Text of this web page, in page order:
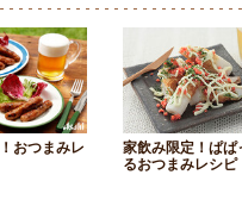
おつまみレ
家飲み限定！ぱぱ
るおつまみレシピ